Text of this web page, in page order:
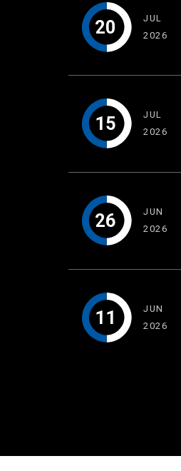
20
JUL
2026
15
JUL
2026
26
JUN
2026
11
JUN
2026